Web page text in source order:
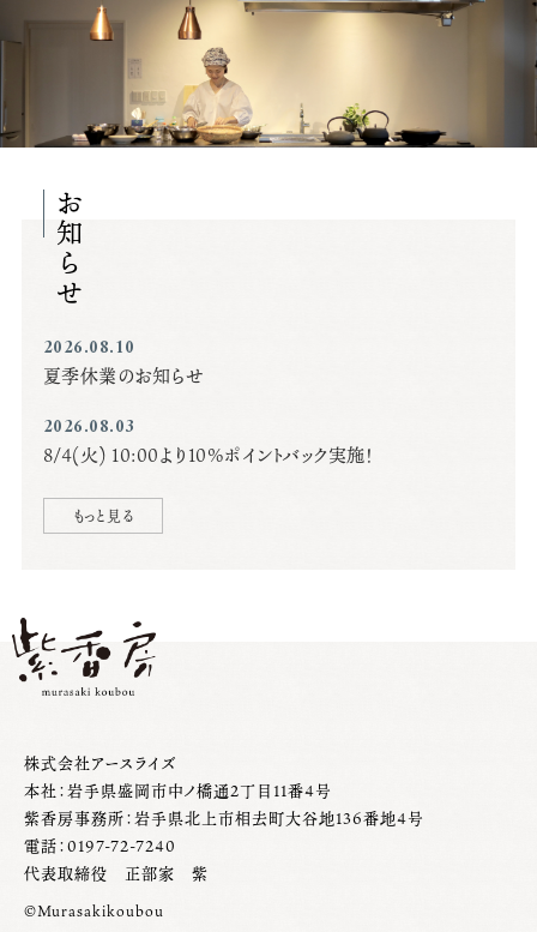
お知らせ
2026.08.10
夏季休業のお知らせ
2026.08.03
8/4(火) 10:00より10%ポイントバック実施！
もっと見る
紫香房
株式会社アースライズ
本社：岩手県盛岡市中ノ橋通2丁目11番4号
紫香房事務所：岩手県北上市相去町大谷地136番地4号
電話：0197-72-7240
代表取締役 正部家 紫
©Murasakikoubou